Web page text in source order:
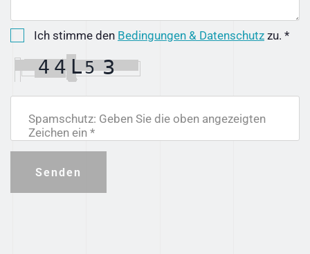
Ich stimme den Bedingungen & Datenschutz zu. *
Spamschutz: Geben Sie die oben angezeigten
Zeichen ein *
Senden